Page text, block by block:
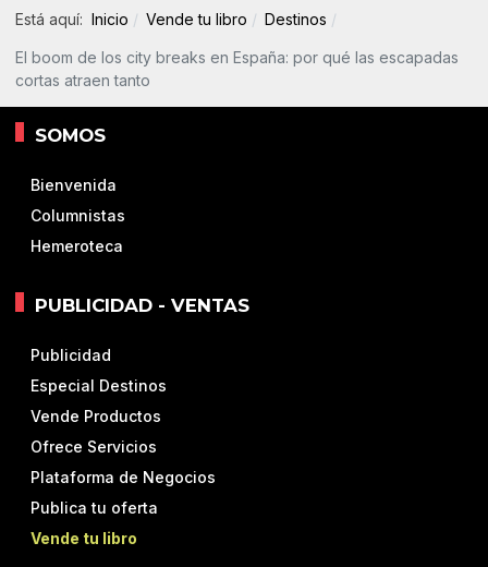
Está aquí: Inicio Vende tu libro Destinos
El boom de los city breaks en España: por qué las escapadas
cortas atraen tanto
SOMOS
Bienvenida
Columnistas
Hemeroteca
PUBLICIDAD - VENTAS
Publicidad
Especial Destinos
Vende Productos
Ofrece Servicios
Plataforma de Negocios
Publica tu oferta
Vende tu libro